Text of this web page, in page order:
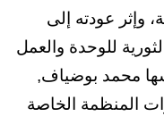
وإثر عودته إلى
للوحدة والعمل
والتي ترأسها محمد بوضياف,
المنظمة الخاصة